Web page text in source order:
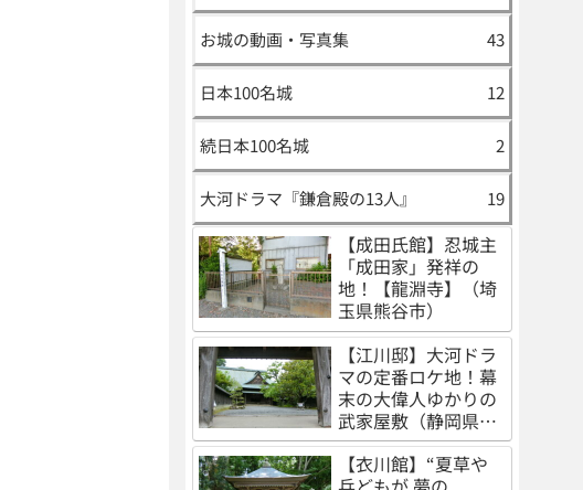
お城の動画・写真集 43
日本100名城 12
続日本100名城 2
大河ドラマ『鎌倉殿の13人』 19
【成田氏館】忍城主
「成田家」発祥の
地！【龍淵寺】（埼
玉県熊谷市）
【江川邸】大河ドラ
マの定番ロケ地！幕
末の大偉人ゆかりの
武家屋敷（静岡県伊
豆の国市）
【衣川館】“夏草や